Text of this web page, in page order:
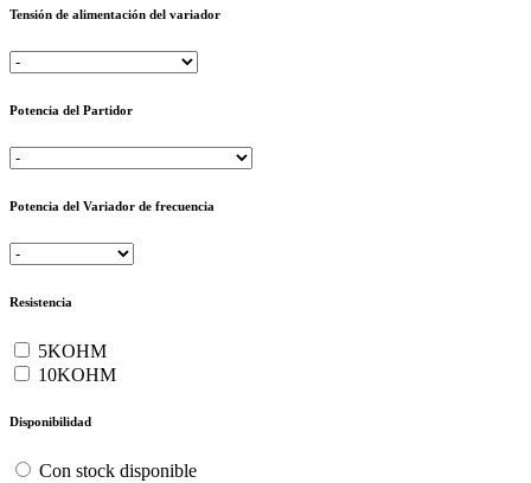
Tensión de alimentación del variador
Potencia del Partidor
Potencia del Variador de frecuencia
Resistencia
5KOHM
10KOHM
Disponibilidad
Con stock disponible